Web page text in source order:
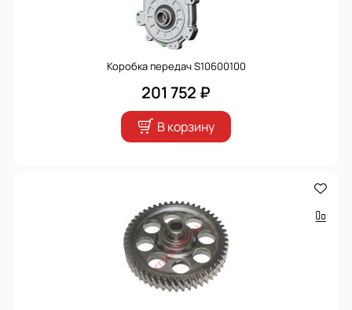
Коробка передач S10600100
201 752 ₽
В корзину